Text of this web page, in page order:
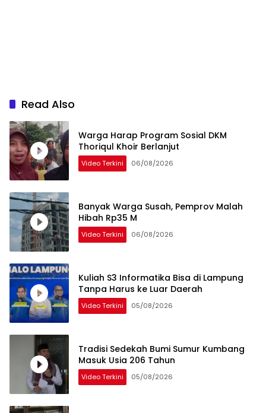
Read Also
Warga Harap Program Sosial DKM
Thoriqul Khoir Berlanjut
Video Terkini 06/08/2026
Banyak Warga Susah, Pemprov Malah
Hibah Rp35 M
Video Terkini 06/08/2026
Kuliah S3 Informatika Bisa di Lampung
Tanpa Harus ke Luar Daerah
Video Terkini 05/08/2026
Tradisi Sedekah Bumi Sumur Kumbang
Masuk Usia 206 Tahun
Video Terkini 05/08/2026